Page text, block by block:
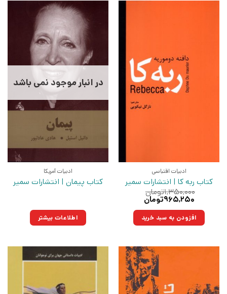
ادبیات اقتباسی
کتاب ربه کا | انتشارات سمیر
۱,۳۵۰,۰۰۰تومان
قیمت
۱,۳۵۰,۰۰۰تومان
بود.
۹۶۵,۲۵۰تومان
۹۶۵,۲۵۰تومان.افزودن به سبد خرید
در انبار موجود نمی باشد
ادبیات آمریکا
کتاب پیمان | انتشارات سمیر
اطلاعات بیشتر